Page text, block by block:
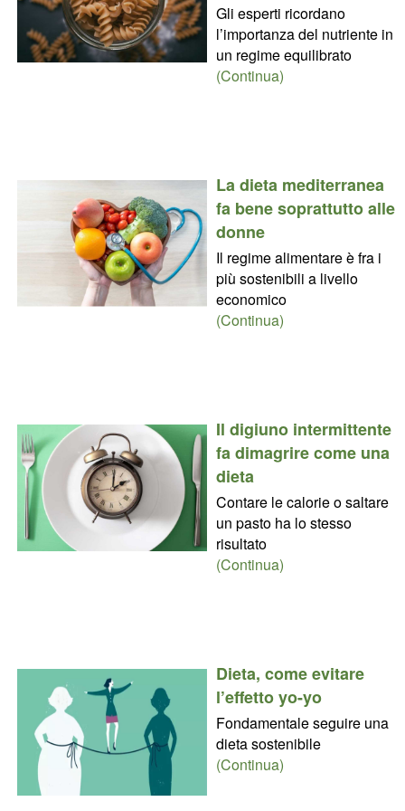
Gli esperti ricordano
l’importanza del nutriente in
un regime equilibrato
(Continua)
La dieta mediterranea
fa bene soprattutto alle
donne
Il regime alimentare è fra i
più sostenibili a livello
economico
(Continua)
Il digiuno intermittente
fa dimagrire come una
dieta
Contare le calorie o saltare
un pasto ha lo stesso
risultato
(Continua)
Dieta, come evitare
l’effetto yo-yo
Fondamentale seguire una
dieta sostenibile
(Continua)